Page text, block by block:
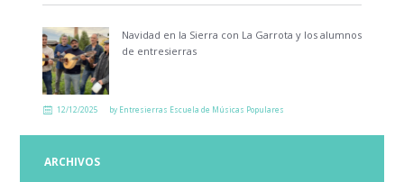
Navidad en la Sierra con La Garrota y los alumnos
de entresierras
12/12/2025 by Entresierras Escuela de Músicas Populares
ARCHIVOS